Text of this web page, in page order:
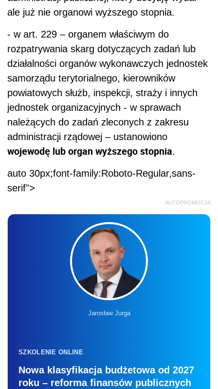
ale już nie organowi wyższego stopnia.
- w art. 229 – organem właściwym do
rozpatrywania skarg dotyczących zadań lub
działalności organów wykonawczych jednostek
samorządu terytorialnego, kierowników
powiatowych służb, inspekcji, straży i innych
jednostek organizacyjnych - w sprawach
należących do zadań zleconych z zakresu
administracji rządowej – ustanowiono
wojewodę lub organ wyższego stopnia.
auto 30px;font-family:Roboto-Regular,sans-
serif">
AUTOPROMOCJA
Jarosław Jurga
SZKOLENIE ONLINE
Nowa klasyfikacja budżetowa od 2027
roku – reforma finansów publicznych